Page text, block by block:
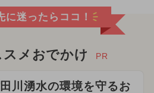
に迷ったらココ！
メおでかけ PR
川湧水の環境を守るお